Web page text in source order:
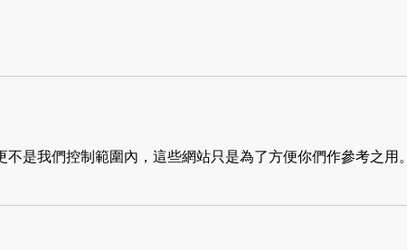
是我們控制範圍內，這些網站只是為了方便你們作參考之用。